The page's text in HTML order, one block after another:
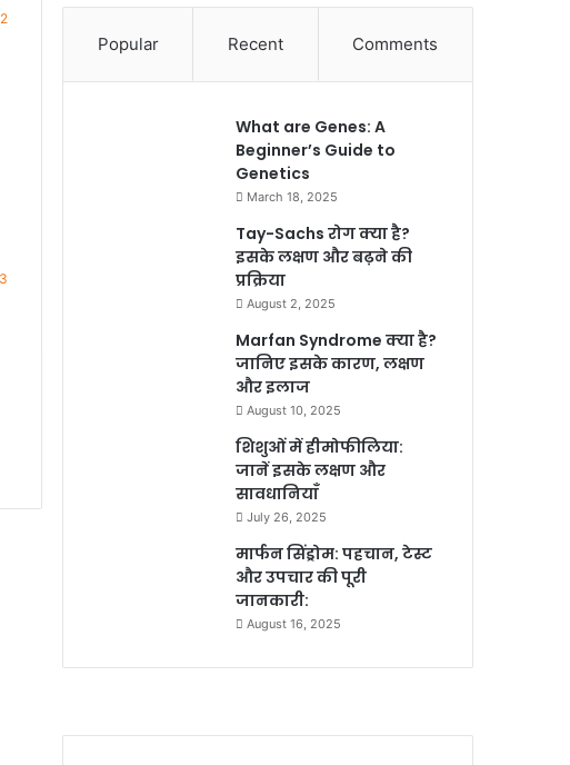
Popular Recent Comments
What are Genes: A
Beginner’s Guide to
Genetics
March 18, 2025
Tay-Sachs रोग क्या है?
इसके लक्षण और बढ़ने की
प्रक्रिया
August 2, 2025
Marfan Syndrome क्या है?
जानिए इसके कारण, लक्षण
और इलाज
August 10, 2025
शिशुओं में हीमोफीलिया:
जानें इसके लक्षण और
सावधानियाँ
July 26, 2025
मार्फन सिंड्रोम: पहचान, टेस्ट
और उपचार की पूरी
जानकारी:
August 16, 2025